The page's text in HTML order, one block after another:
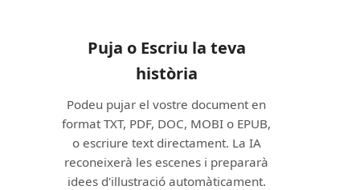
Puja o Escriu la teva
història
Podeu pujar el vostre document en
format TXT, PDF, DOC, MOBI o EPUB,
o escriure text directament. La IA
reconeixerà les escenes i prepararà
idees d'illustració automàticament.